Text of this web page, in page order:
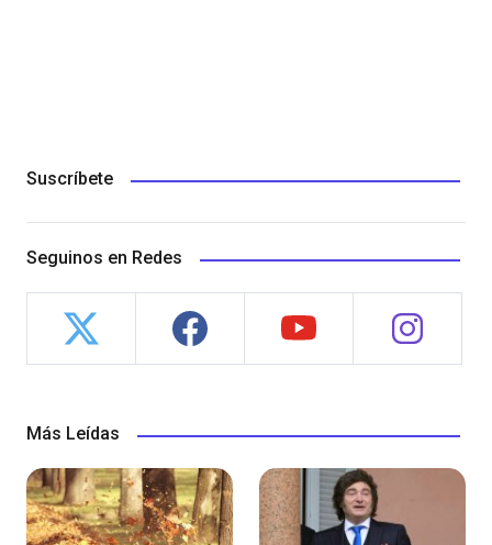
Suscríbete
Seguinos en Redes
Más Leídas